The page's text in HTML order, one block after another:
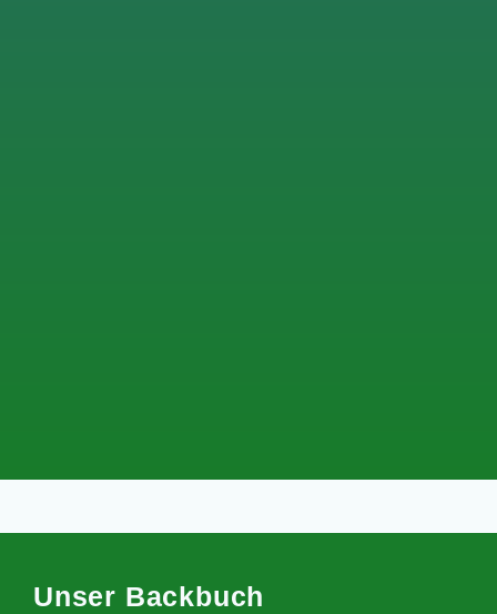
Unser Back­buch